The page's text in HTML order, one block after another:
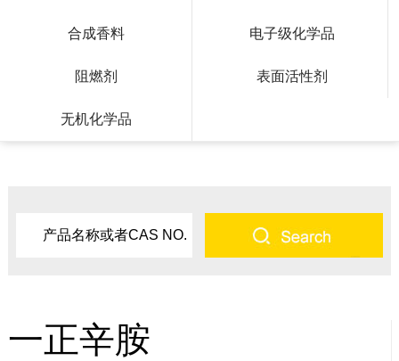
合成香料 电子级化学品
阻燃剂 表面活性剂
无机化学品
一正辛胺